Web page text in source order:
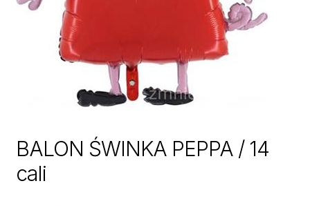
BALON ŚWINKA PEPPA / 14
cali